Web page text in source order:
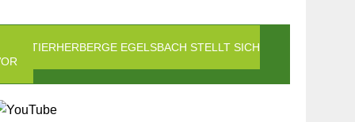
DIE TIERHERBERGE EGELSBACH STELLT SICH